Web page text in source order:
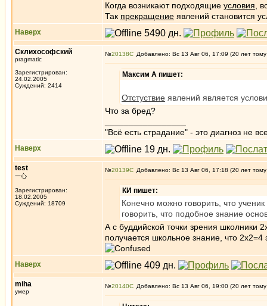
Когда возникают подходящие условия ,
Так прекращение явлений становится
Наверх
Склихософский
pragmatic
Зарегистрирован:
24.02.2005
Суждений: 2414
№20138 Добавлено: Вс 13 Авг 06, 17:09 (20 лет
Максим А пишет:
Отстуствие явлений является
Что за бред?
"Всё есть страдание" - это диагноз не
Наверх
test
一心
Зарегистрирован:
18.02.2005
Суждений: 18709
№20139 Добавлено: Вс 13 Авг 06, 17:18 (20 лет
КИ пишет:
Конечно можно говорить, что
говорить, что подобное знание
А с буддийской точки зрения школники
получается школьное знание, что
Наверх
miha
умер
№20140 Добавлено: Вс 13 Авг 06, 19:00 (20 лет